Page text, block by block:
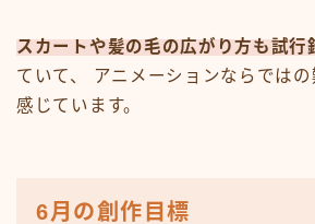
スカートや髪の毛の広がり方も試行
ていて、 アニメーションならでは
感じています。
6月の創作目標